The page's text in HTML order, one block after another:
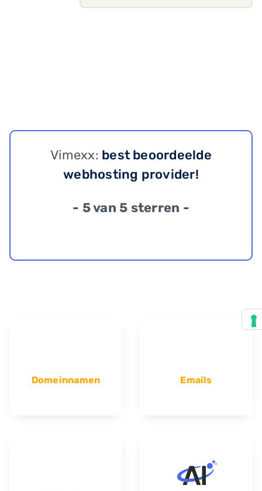
Vimexx: best beoordeelde
webhosting provider!
- 5 van 5 sterren -
Domeinnamen Emails